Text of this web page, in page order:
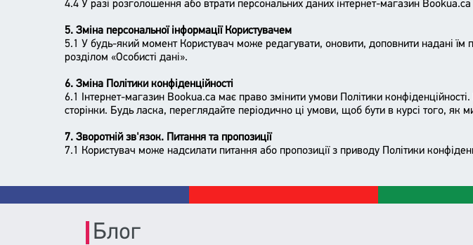
4.4 У разі розголошення або втрати персональних даних інтернет-магазин
5. Зміна персональної інформації Користувачем
5.1 У будь-який момент Користувач може редагувати, оновити, доповнити надані їм
розділом «Особисті дані».
6. Зміна Політики конфіденційності
6.1 Інтернет-магазин Bookua.ca має право змінити умови Політики
сторінки. Будь ласка, переглядайте періодично ці умови, щоб бути в курсі того, як
7. Зворотній зв'язок. Питання та пропозиції
7.1 Користувач може надсилати питання або пропозиції з приводу Політики
Блог